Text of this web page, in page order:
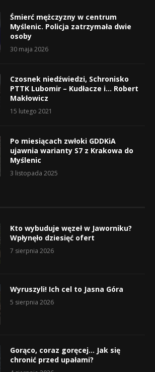
Śmierć mężczyzny w centrum
Myślenic. Policja zatrzymała dwie
osoby
30 maja 2026
Czosnek niedźwiedzi, Schronisko
PTTK Lubomir – Kudłacze i… Robert
Makłowicz
15 lutego 2021
Po miesiącach zwłoki GDDKiA
ujawnia warianty S7 z Krakowa do
Myślenic
3 listopada 2025
Kto wybuduje węzeł w Jaworniku?
Wpłynęło dziesięć ofert
7 sierpnia 2026
Wyruszyli! Ich cel to Jasna Góra
5 sierpnia 2026
Gorąco, coraz goręcej… Jak się
chronić przed upałami?